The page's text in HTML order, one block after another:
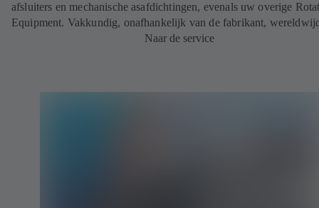
afsluiters en mechanische asafdichtingen, evenals uw overige
Equipment. Vakkundig, onafhankelijk van de fabrikant,
Naar de service